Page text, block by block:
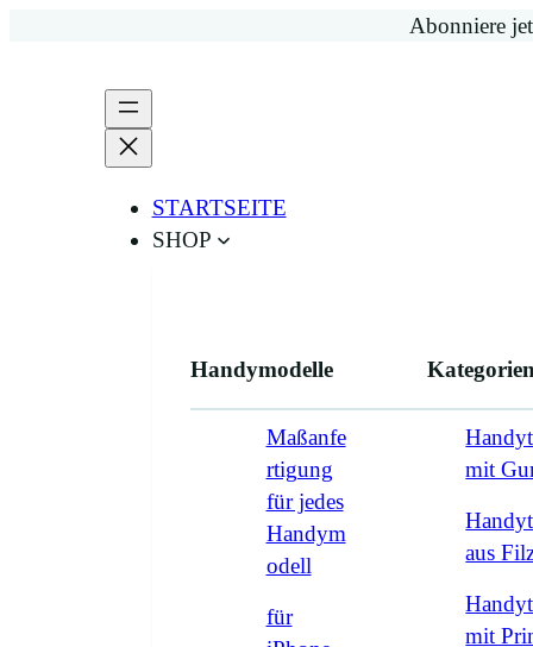
Abonniere
STARTSEITE
SHOP
Handymodelle
Maßanfe
rtigung
für jedes
Handym
odell
für
mit
aus
mit